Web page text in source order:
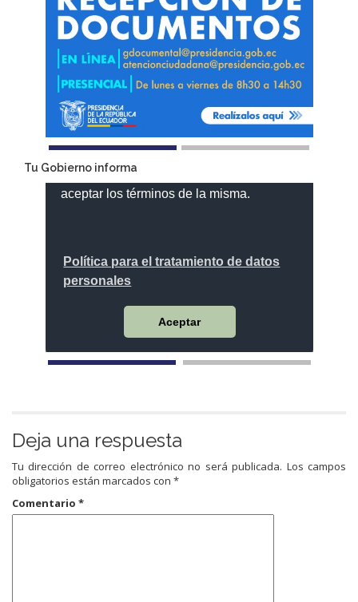
Tu Gobierno informa
Deja una respuesta
Tu dirección de correo electrónico no será publicada. Los campos
obligatorios están marcados con *
Comentario *